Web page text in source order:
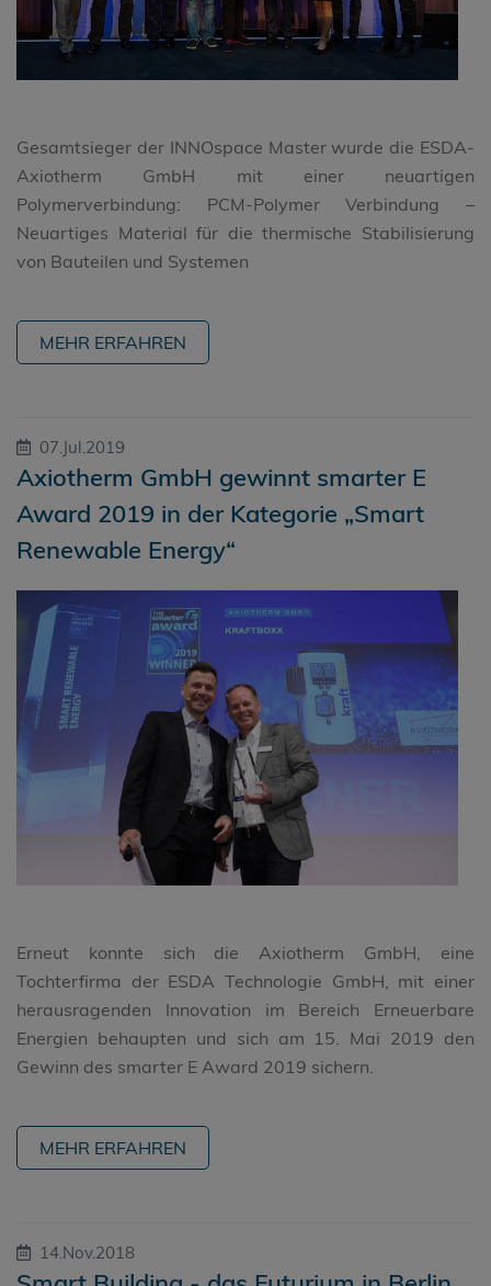
Gesamtsieger der INNOspace Master wurde die ESDA-
Axiotherm GmbH mit einer neuartigen
Polymerverbindung: PCM-Polymer Verbindung –
Neuartiges Material für die thermische Stabilisierung
von Bauteilen und Systemen
MEHR ERFAHREN
07.Jul.2019
Axiotherm GmbH gewinnt smarter E
Award 2019 in der Kategorie „Smart
Renewable Energy“
Erneut konnte sich die Axiotherm GmbH, eine
Tochterfirma der ESDA Technologie GmbH, mit einer
herausragenden Innovation im Bereich Erneuerbare
Energien behaupten und sich am 15. Mai 2019 den
Gewinn des smarter E Award 2019 sichern.
MEHR ERFAHREN
14.Nov.2018